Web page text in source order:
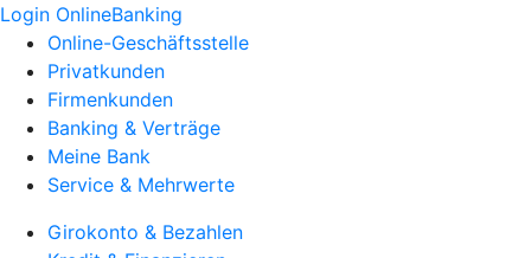
Login OnlineBanking
Online-Geschäftsstelle
Privatkunden
Firmenkunden
Banking & Verträge
Meine Bank
Service & Mehrwerte
Girokonto & Bezahlen